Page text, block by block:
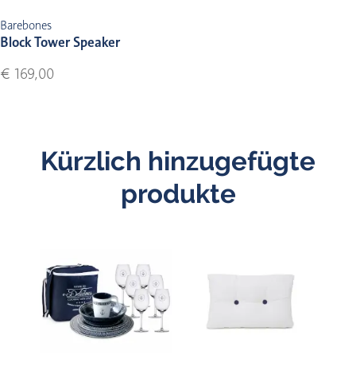
Barebones
Block Tower Speaker
€ 169,00
Kürzlich hinzugefügte
produkte